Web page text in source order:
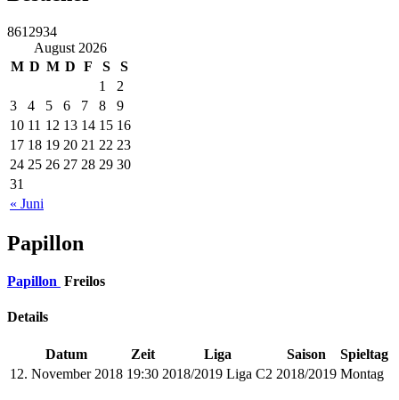
8612934
August 2026
M D M D F S S
« Juni
1
2
3
4 5 6 7 8
9
10 11 12 13 14 15 16
17 18 19 20 21 22 23
24 25 26 27 28 29 30
31
Papillon
Papillon Freilos
Details
Datum Zeit Liga Saison
Spieltag
12. November 2018 19:30 2018/2019 Liga C2 2018/2019 Montag